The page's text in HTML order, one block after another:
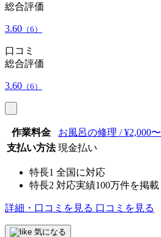
総合評価
3.60 （6）
口コミ
総合評価
3.60 （6）
作業料金
お風呂の修理 / ¥2,000〜
支払い方法 現金払い
特長1 全国に対応
特長2 対応実績100万件を掲載
詳細・口コミを見る 口コミを見る
気になる